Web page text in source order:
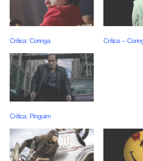
Crítica: Coringa Crítica –
Crítica: Pinguim